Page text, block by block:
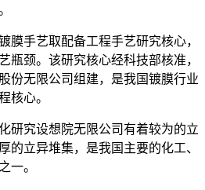
手艺取配备工程手艺研究核心，
瓶颈。该研究核心经科技部核准，
份无限公司组建，是我国镀膜行业
核心。
究设想院无限公司有着较为的立
的立异堆集，是我国主要的化工、
一。